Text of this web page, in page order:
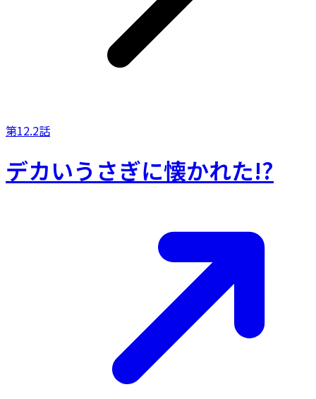
第12.2話
デカいうさぎに懐かれた!?